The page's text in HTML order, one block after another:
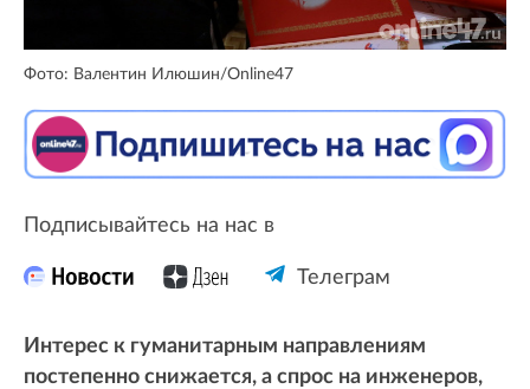
Фото: Валентин Илюшин/Online47
Подписывайтесь на нас в
Телеграм
Интерес к гуманитарным направлениям
постепенно снижается, а спрос на инженеров,